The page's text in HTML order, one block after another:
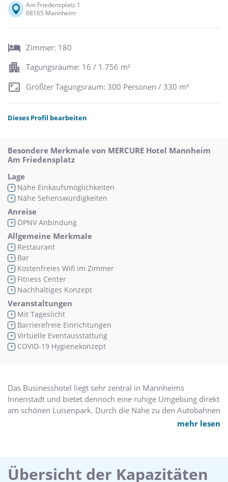
Am Friedensplatz 1
68165 Mannheim
Zimmer: 180
Tagungsräume: 16 / 1.756 m²
Größter Tagungsraum: 300 Personen / 330 m²
Dieses Profil bearbeiten
Besondere Merkmale von MERCURE Hotel Mannheim
Am Friedensplatz
Lage
+ Nähe Einkaufsmöglichkeiten
+ Nähe Sehenswürdigkeiten
Anreise
+ ÖPNV Anbindung
Allgemeine Merkmale
+ Restaurant
+ Bar
+ Kostenfreies Wifi im Zimmer
+ Fitness Center
+ Nachhaltiges Konzept
Veranstaltungen
+ Mit Tageslicht
+ Barrierefreie Einrichtungen
+ Virtuelle Eventausstattung
+ COVID-19 Hygienekonzept
Das Businesshotel liegt sehr zentral in Mannheims
Innenstadt und bietet dennoch eine ruhige Umgebung direkt
am schönen Luisenpark. Durch die Nähe zu den Autobahnen
A656, A5 und A6 ist die Anfahrt zum Mercure Hotel
Verbindung vom Hotel zum Hauptbahnhof in zur 10
Minuten. Geschäftsreisende aus Berlin oder Hamburg
mehr lesen
Übersicht der Kapazitäten